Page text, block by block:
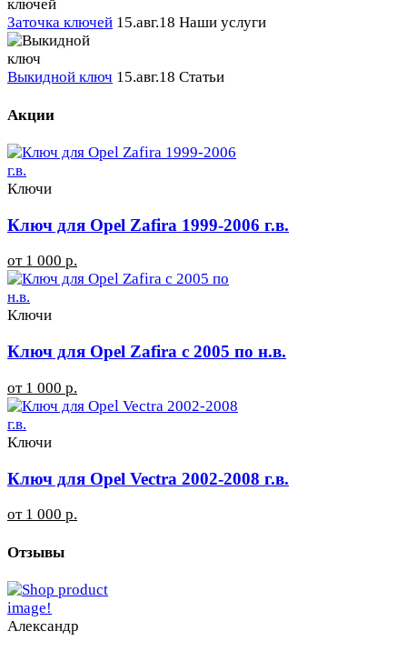
Заточка ключей 15.авг.18 Наши услуги
Выкидной ключ 15.авг.18 Статьи
Акции
Ключи
Ключ для Opel Zafira 1999-2006 г.в.
от 1 000 р.
Ключи
Ключ для Opel Zafira с 2005 по н.в.
от 1 000 р.
Ключи
Ключ для Opel Vectra 2002-2008 г.в.
от 1 000 р.
Отзывы
Александр